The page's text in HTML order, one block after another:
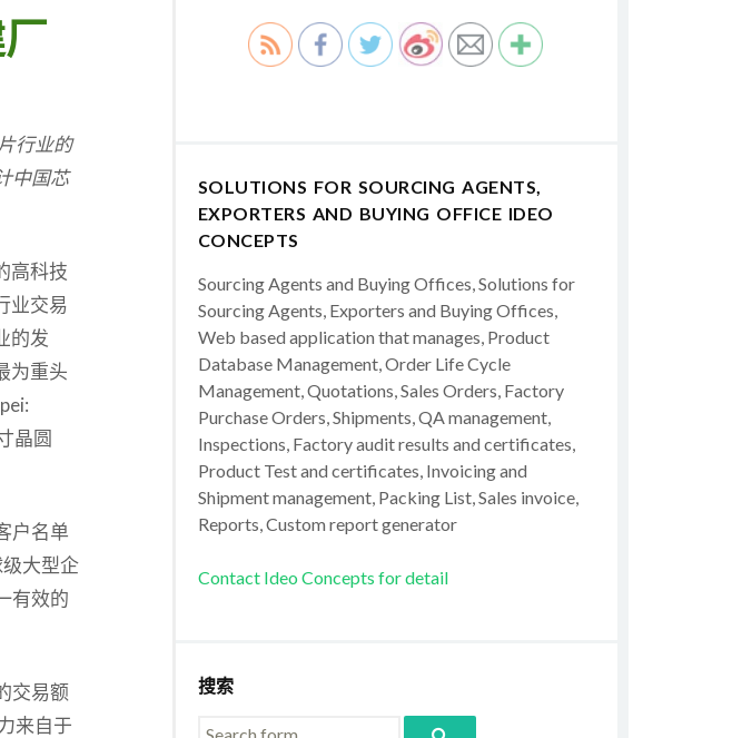
行业的
中国芯
高科技
业交易
的发
为重头
晶圆
户名单
大型企
有效的
交易额
来自于
SOLUTIONS FOR SOURCING AGENTS,
EXPORTERS AND BUYING OFFICE IDEO
CONCEPTS
Sourcing Agents and Buying Offices, Solutions for
Sourcing Agents, Exporters and Buying Offices,
Web based application that manages, Product
Database Management, Order Life Cycle
Management, Quotations, Sales Orders, Factory
Purchase Orders, Shipments, QA management,
Inspections, Factory audit results and certificates,
Product Test and certificates, Invoicing and
Shipment management, Packing List, Sales invoice,
Reports, Custom report generator
Contact Ideo Concepts for detail
搜索